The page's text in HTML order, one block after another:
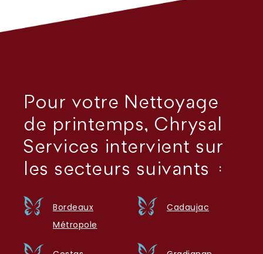
Pour votre Nettoyage
de printemps, Chrysal
Services intervient sur
les secteurs suivants :
Bordeaux
Métropole
Cadaujac